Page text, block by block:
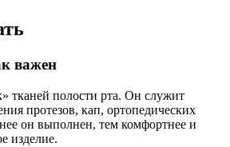
важен
тканей полости рта. Он служит
протезов, кап, ортопедических
он выполнен, тем комфортнее и
изделие.